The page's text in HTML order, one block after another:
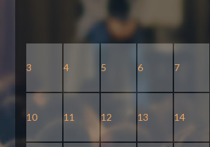
3 4 5 6 7
10 11 12 13 14